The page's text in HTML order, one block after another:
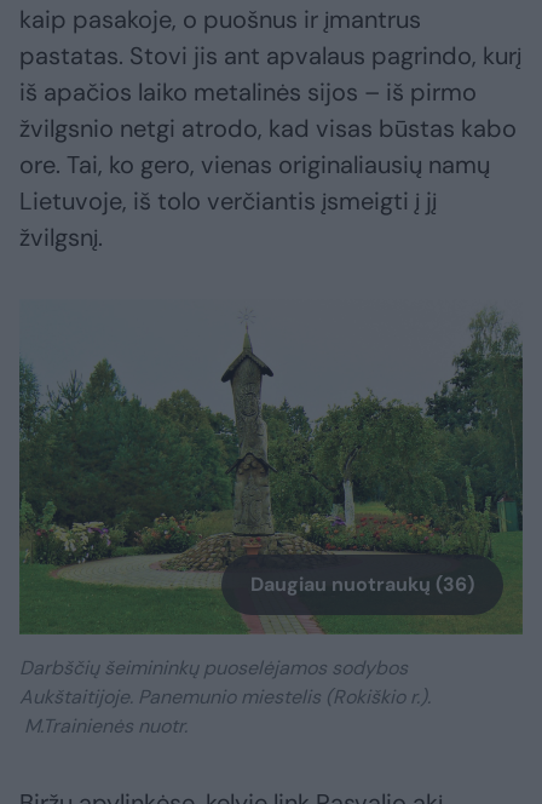
kaip pasakoje, o puošnus ir įmantrus
pastatas. Stovi jis ant apvalaus pagrindo, kurį
iš apačios laiko metalinės sijos – iš pirmo
žvilgsnio netgi atrodo, kad visas būstas kabo
ore. Tai, ko gero, vienas originaliausių namų
Lietuvoje, iš tolo verčiantis įsmeigti į jį
žvilgsnį.
Daugiau nuotraukų (36)
Darbščių šeimininkų puoselėjamos sodybos
Aukštaitijoje. Panemunio miestelis (Rokiškio r.).
M.Trainienės nuotr.